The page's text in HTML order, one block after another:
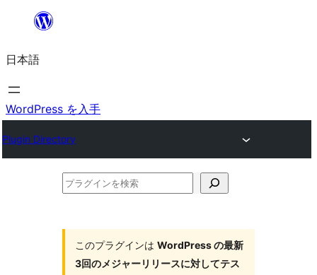
を
ス
キ
プ
日本語
WordPress を入手
Plugin Directory
プ
このプラグインは WordPress の最新
3回のメジャーリリースに対してテス